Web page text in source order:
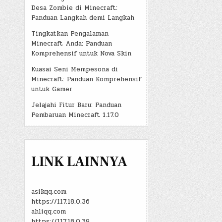
Desa Zombie di Minecraft:
Panduan Langkah demi Langkah
Tingkatkan Pengalaman
Minecraft Anda: Panduan
Komprehensif untuk Nova Skin
Kuasai Seni Mempesona di
Minecraft: Panduan Komprehensif
untuk Gamer
Jelajahi Fitur Baru: Panduan
Pembaruan Minecraft 1.17.0
LINK LAINNYA
asikqq.com
https://117.18.0.36
ahliqq.com